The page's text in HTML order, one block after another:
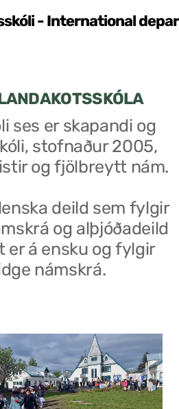
ses er skapandi og
stofnaður 2005,
og fjölbreytt nám.
deild sem fylgir
og alþjóðadeild
er á ensku og fylgir
námskrá.